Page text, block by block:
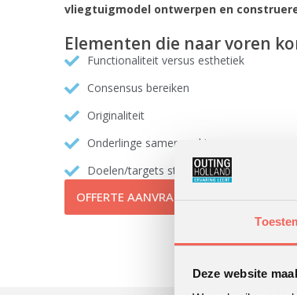
Deze website
vliegtuigmodel ontwerpen en
Elementen die naar voren
Functionaliteit versus esthetiek
Consensus bereiken
Originaliteit
Onderlinge samenwerking
Doelen/targets stellen
OFFERTE AANVRAGEN 030 296